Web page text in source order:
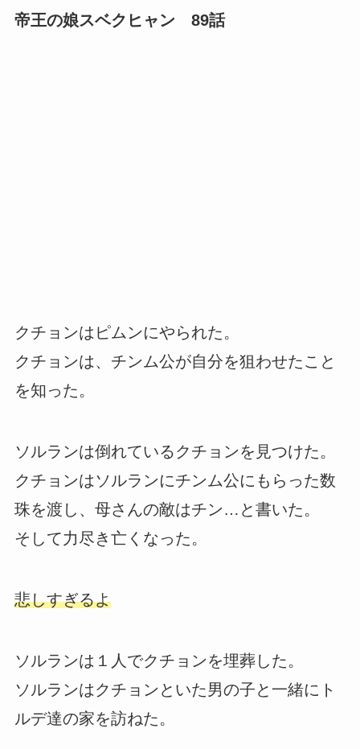
帝王の娘スベクヒャン 89話
クチョンはピムンにやられた。
クチョンは、チンム公が自分を狙わせたこと
を知った。
ソルランは倒れているクチョンを見つけた。
クチョンはソルランにチンム公にもらった数
珠を渡し、母さんの敵はチン…と書いた。
そして力尽き亡くなった。
悲しすぎるよ
ソルランは１人でクチョンを埋葬した。
ソルランはクチョンといた男の子と一緒にト
ルデ達の家を訪ねた。